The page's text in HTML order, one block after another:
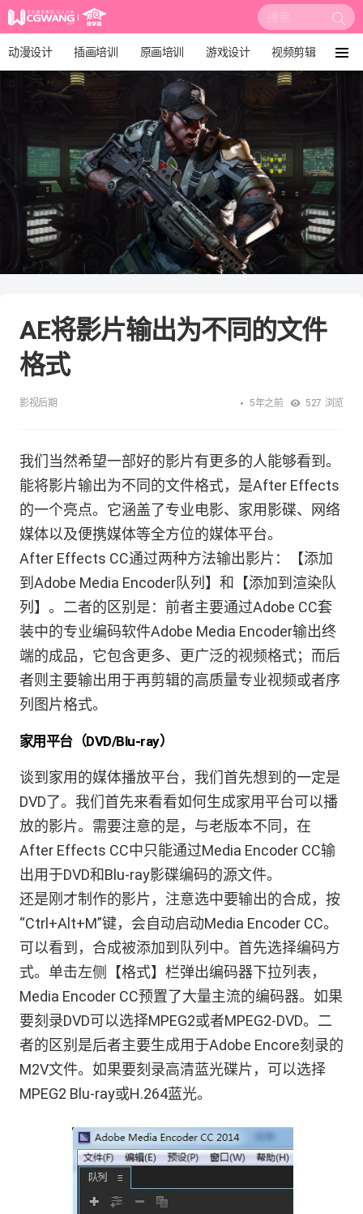
搜
索:
动漫设计 插画培训 原画培训 游戏设计 视频剪辑
影视后期 培训课程
绘画教程 板绘培训
单
AE将影片输出为不同的文件
格式
影视后期 5年之前 527 浏览
我们当然希望一部好的影片有更多的人能够看到。
能将影片输出为不同的文件格式，是After Effects
的一个亮点。它涵盖了专业电影、家用影碟、网络
媒体以及便携媒体等全方位的媒体平台。
After Effects CC通过两种方法输出影片：【添加
到Adobe Media Encoder队列】和【添加到渲染队
列】。二者的区别是：前者主要通过Adobe CC套
装中的专业编码软件Adobe Media Encoder输出终
端的成品，它包含更多、更广泛的视频格式；而后
者则主要输出用于再剪辑的高质量专业视频或者序
列图片格式。
家用平台（DVD/Blu-ray）
谈到家用的媒体播放平台，我们首先想到的一定是
DVD了。我们首先来看看如何生成家用平台可以播
放的影片。需要注意的是，与老版本不同，在
After Effects CC中只能通过Media Encoder CC输
出用于DVD和Blu-ray影碟编码的源文件。
还是刚才制作的影片，注意选中要输出的合成，按
“Ctrl+Alt+M”键，会自动启动Media Encoder CC。
可以看到，合成被添加到队列中。首先选择编码方
式。单击左侧【格式】栏弹出编码器下拉列表，
Media Encoder CC预置了大量主流的编码器。如果
要刻录DVD可以选择MPEG2或者MPEG2-DVD。二
者的区别是后者主要生成用于Adobe Encore刻录的
M2V文件。如果要刻录高清蓝光碟片，可以选择
MPEG2 Blu-ray或H.264蓝光。